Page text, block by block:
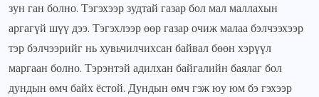
зун ган болно. Тэгэхээр зудтай газар бол мал маллахын
аргагүй шүү дээ. Тэгэхлээр өөр газар очиж малаа бэлчээхээр
тэр бэлчээрийг нь хувьчилчихсан байвал бөөн хэрүүл
маргаан болно. Тэрэнтэй адилхан байгалийн баялаг бол
дундын өмч байх ёстой. Дундын өмч гэж юу юм бэ гэхээр